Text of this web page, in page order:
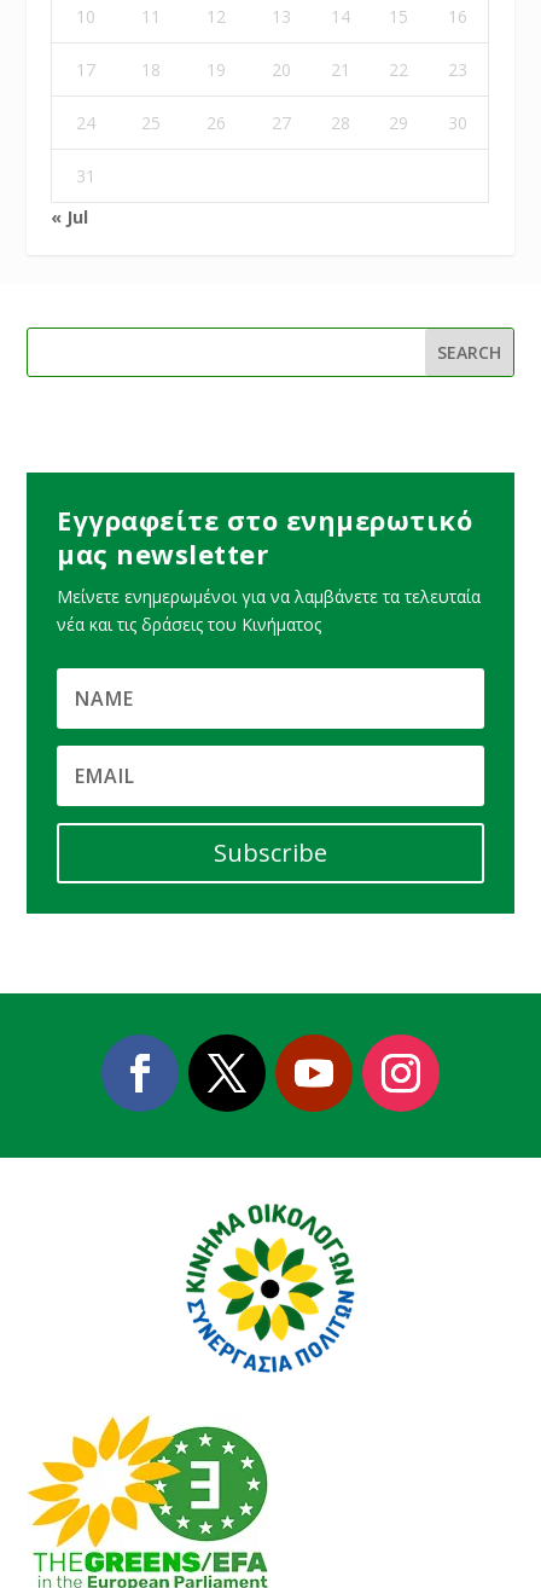
10 11 12 13 14 15 16
17 18 19 20 21 22 23
24 25 26 27 28 29 30
31
« Jul
Εγγραφείτε στο ενημερωτικό
μας newsletter
Μείνετε ενημερωμένοι για να λαμβάνετε τα τελευταία
νέα και τις δράσεις του Κινήματος
Subscribe